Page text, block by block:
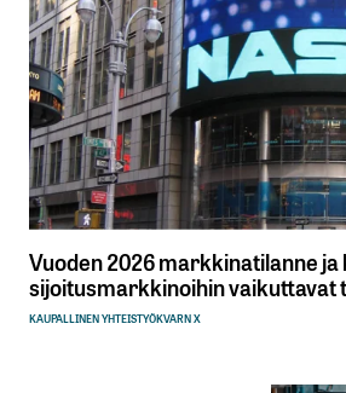
Vuoden 2026 markkinatilanne
sijoitusmarkkinoihin vaikuttavat
KAUPALLINEN YHTEISTYÖKVARN X